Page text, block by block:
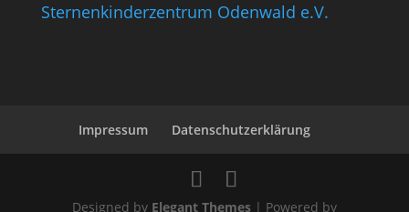
Sternenkinderzentrum Odenwald e.V.
Impressum Datenschutzerklärung
Designed by Elegant Themes| Powered by